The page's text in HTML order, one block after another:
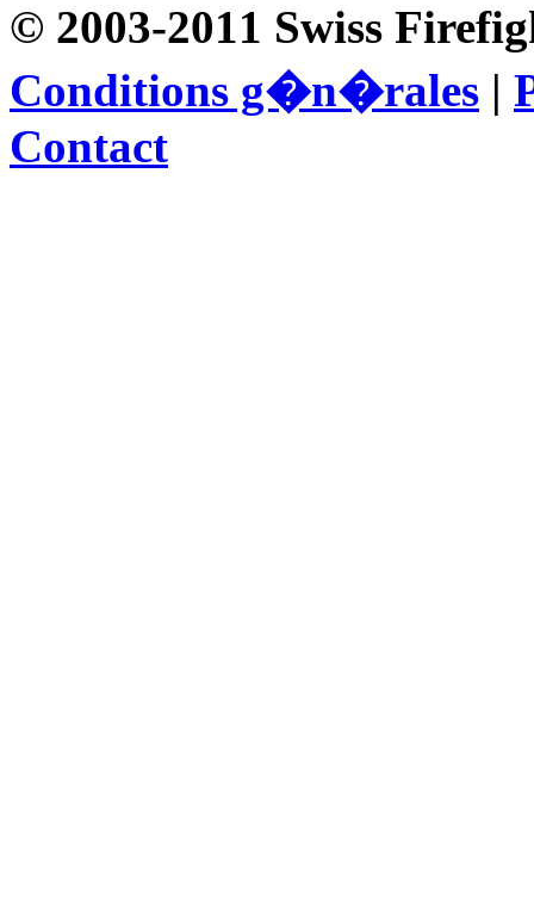
© 2003-2011 Swiss
Conditions g�n�rales |
Contact